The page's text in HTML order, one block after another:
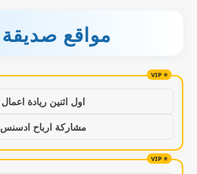
مواقع صديقة
اول اثنين ريادة اعمال
مشاركة ارباح ادسنس